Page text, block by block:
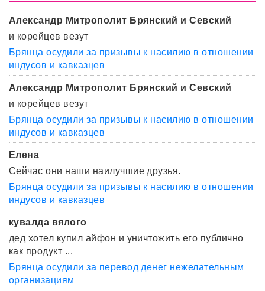
Александр Митрополит Брянский и Севский
и корейцев везут
Брянца осудили за призывы к насилию в отношении
индусов и кавказцев
Александр Митрополит Брянский и Севский
и корейцев везут
Брянца осудили за призывы к насилию в отношении
индусов и кавказцев
Елена
Сейчас они наши наилучшие друзья.
Брянца осудили за призывы к насилию в отношении
индусов и кавказцев
кувалда вялого
дед хотел купил айфон и уничтожить его публично
как продукт ...
Брянца осудили за перевод денег нежелательным
организациям